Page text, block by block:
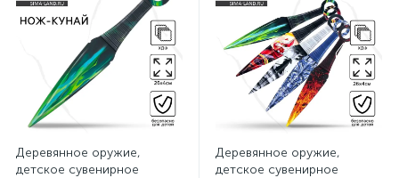
Деревянное оружие,
детское сувенирное
Деревянное оружие,
детское сувенирное